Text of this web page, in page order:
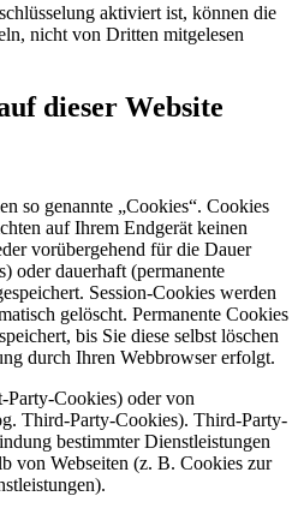
aktiviert ist, können die
nicht von Dritten mitgelesen
dieser Website
so genannte „Cookies“. Cookies
auf Ihrem Endgerät keinen
vorübergehend für die Dauer
oder dauerhaft (permanente
Session-Cookies werden
gelöscht. Permanente Cookies
bis Sie diese selbst löschen
durch Ihren Webbrowser erfolgt.
Party-Cookies) oder von
Third-Party-Cookies). Third-Party-
bestimmter Dienstleistungen
von Webseiten (z. B. Cookies zur